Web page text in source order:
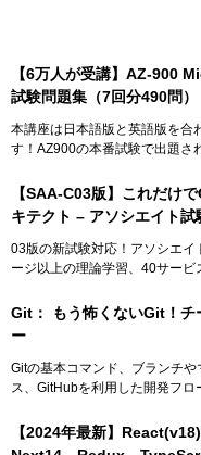
【6万人が受講】AZ-900
試験問題集（7回分490問）
本講座は日本語版と英語版を合
す！AZ900の本番試験で出題さ
【SAA-C03版】これだけ
キテクト – アソシエイト試
03版の新試験対応！アソシエ
ージ以上の理論学習、40サー
Git： もう怖くないGit！チ
ー
Gitの基本コマンド、ブランチ
ス、GitHubを利用した開発フロ
【2024年最新】